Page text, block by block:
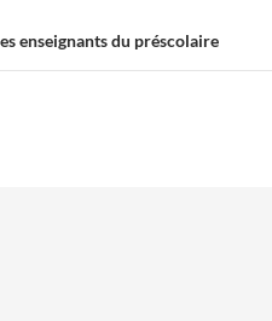
enseignants du préscolaire